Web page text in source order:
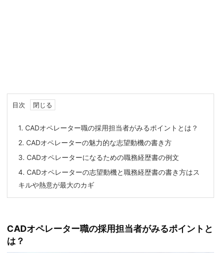
目次
1. CADオペレーター職の採用担当者がみるポイントとは？
2. CADオペレーターの魅力的な志望動機の書き方
3. CADオペレーターになるための職務経歴書の例文
4. CADオペレーターの志望動機と職務経歴書の書き方はス
キルや熱意が最大のカギ
CADオペレーター職の採用担当者がみるポイントと
は？